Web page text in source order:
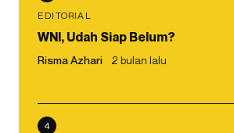
EDITORIAL
WNI, Udah Siap Belum?
Risma Azhari 2 bulan lalu
4